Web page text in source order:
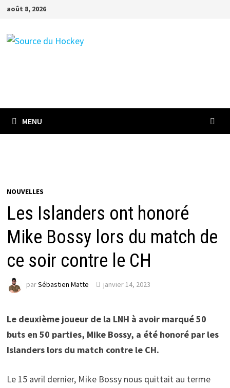
Passer
contenu
août 8, 2026
MENU
NOUVELLES
Les Islanders ont honoré
Mike Bossy lors du match de
ce soir contre le CH
parSébastien Matte janvier 14, 2023
Le deuxième joueur de la LNH à avoir marqué 50
buts en 50 parties, Mike Bossy, a été honoré par les
Islanders lors du match contre le CH.
Le 15 avril dernier, Mike Bossy nous quittait au terme